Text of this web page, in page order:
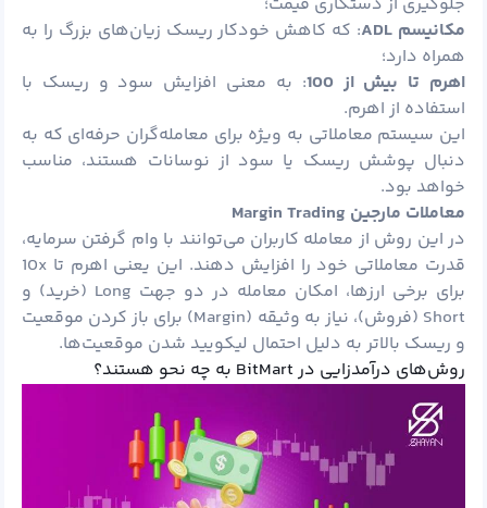
مکانیسم ADL: که کاهش خودکار ریسک زیان‌های بزرگ را به
همراه دارد؛
اهرم تا بیش از 100
: به معنی افزایش سود و ریسک با
استفاده از اهرم.
این سیستم معاملاتی به ویژه برای معامله‌گران حرفه‌ای که به
دنبال پوشش ریسک یا سود از نوسانات هستند، مناسب
خواهد بود.
معاملات مارجین Margin Trading
در این روش از معامله کاربران می‌توانند با وام گرفتن سرمایه،
قدرت معاملاتی خود را افزایش دهند. این یعنی اهرم تا 10x
برای برخی ارزها، امکان معامله در دو جهت Long (خرید) و
Short (فروش)، نیاز به وثیقه (Margin) برای باز کردن موقعیت
و ریسک بالاتر به دلیل احتمال لیکویید شدن موقعیت‌ها.
روش‌های درآمدزایی در BitMart به چه نحو هستند؟